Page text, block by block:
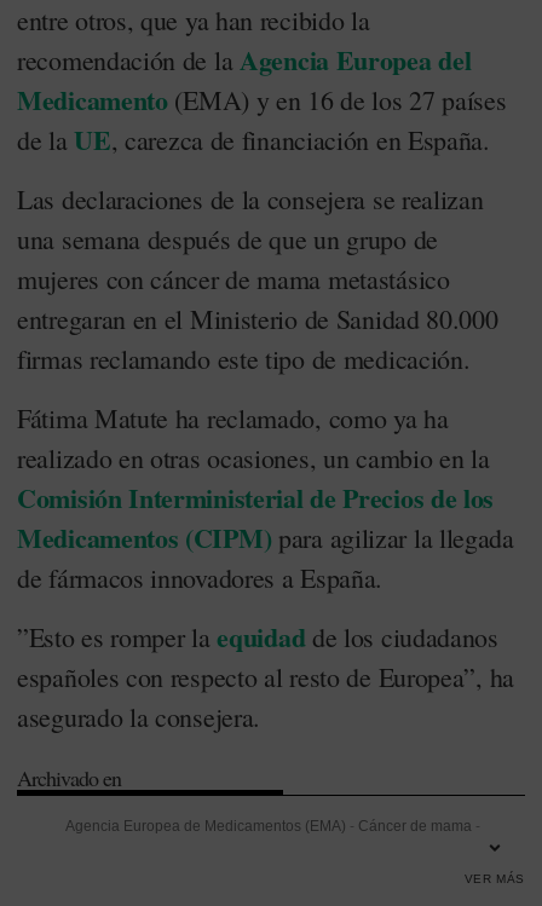
entre otros, que ya han recibido la
recomendación de la Agencia Europea del
Medicamento(EMA) y en 16 de los 27 países
de laUE, carezca de financiación en España.
Las declaraciones de la consejera se realizan
una semana después de que un grupo de
mujeres con cáncer de mama metastásico
entregaran en el Ministerio de Sanidad 80.000
firmas reclamando este tipo de medicación.
Fátima Matute ha reclamado, como ya ha
realizado en otras ocasiones, un cambio en la
Comisión Interministerial de Precios de los
Medicamentos (CIPM) para agilizar la llegada
de fármacos innovadores a España.
”Esto es romper laequidadde los ciudadanos
españoles con respecto al resto de Europea”, ha
asegurado la consejera.
Archivado en
Agencia Europea de Medicamentos (EMA) - Cáncer de mama -
VER MÁS